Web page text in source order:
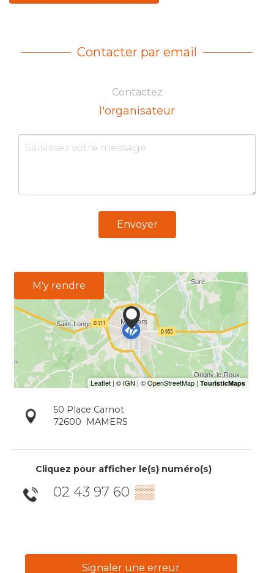
Contacter par email
Contactez
l'organisateur
Envoyer
M'y rendre
50 Place Carnot
72600
MAMERS
Cliquez pour afficher le(s) numéro(s)
02 43 97 60 ▒▒
Signaler une erreur